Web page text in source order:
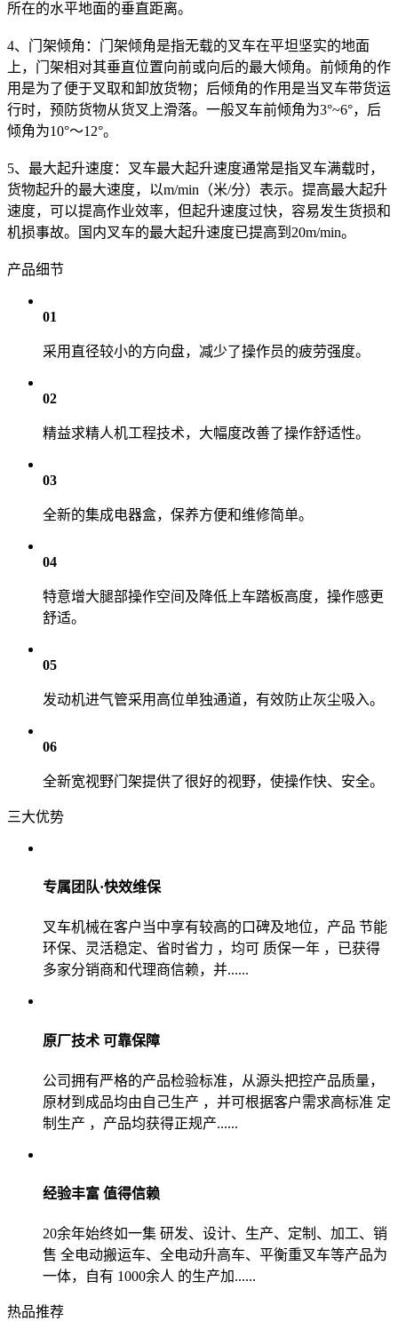
所在的水平地面的垂直距离。
4、门架倾角：门架倾角是指无载的叉车在平坦坚实的地面
上，门架相对其垂直位置向前或向后的最大倾角。前倾角的作
用是为了便于叉取和卸放货物；后倾角的作用是当叉车带货运
行时，预防货物从货叉上滑落。一般叉车前倾角为3°~6°，后
倾角为10°～12°。
5、最大起升速度：叉车最大起升速度通常是指叉车满载时，
货物起升的最大速度，以m/min（米/分）表示。提高最大起升
速度，可以提高作业效率，但起升速度过快，容易发生货损和
机损事故。国内叉车的最大起升速度已提高到20m/min。
产品细节
01
采用直径较小的方向盘，减少了操作员的疲劳强度。
02
精益求精人机工程技术，大幅度改善了操作舒适性。
03
全新的集成电器盒，保养方便和维修简单。
04
特意增大腿部操作空间及降低上车踏板高度，操作感更
舒适。
05
发动机进气管采用高位单独通道，有效防止灰尘吸入。
06
全新宽视野门架提供了很好的视野，使操作快、安全。
三大优势
专属团队·快效维保
叉车机械在客户当中享有较高的口碑及地位，产品 节能
环保、灵活稳定、省时省力 ，均可 质保一年 ，已获得
多家分销商和代理商信赖，并......
原厂技术 可靠保障
公司拥有严格的产品检验标准，从源头把控产品质量，
原材到成品均由自己生产 ，并可根据客户需求高标准 定
制生产 ，产品均获得正规产......
经验丰富 值得信赖
20余年始终如一集 研发、设计、生产、定制、加工、销
售 全电动搬运车、全电动升高车、平衡重叉车等产品为
一体，自有 1000余人 的生产加......
热品推荐